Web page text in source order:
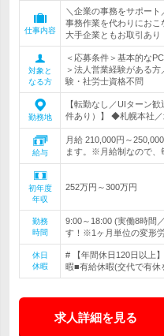
仕事内容
＼企業の事務をサポー
事務作業を代わりにお
大手企業ともお取引あり
対象と
なる方
＜応募条件＞基本的な
＞法人営業経験がある
験・社労士資格不問
勤務地
【転勤なし／UIターン
件あり）】 ◆札幌本社／
給与
月給 210,000円～
ます。※月給制なので、
初年度
年収
252万円～300万円
勤務
時間
9:00～18:00 (実働8時間
す！※1ヶ月単位の変形
休日
休暇
# 【年間休日120日以上
暇■有給休暇(交代で有休
求人詳細を見る